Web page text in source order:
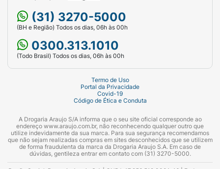
(31) 3270-5000
(BH e Região) Todos os dias, 06h às 00h
0300.313.1010
(Todo Brasil) Todos os dias, 06h às 00h
Termo de Uso
Portal da Privacidade
Covid-19
Código de Ética e Conduta
A Drogaria Araujo S/A informa que o seu site oficial corresponde ao
endereço www.araujo.com.br, não reconhecendo qualquer outro que
utilize indevidamente da sua marca. Para sua segurança recomendamos
que não sejam realizadas compras em sites desconhecidos que se utilizem
de forma fraudulenta da marca da Drogaria Araujo S.A. Em caso de
dúvidas, gentileza entrar em contato com (31) 3270-5000.